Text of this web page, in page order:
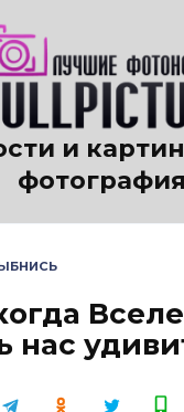
и
нас